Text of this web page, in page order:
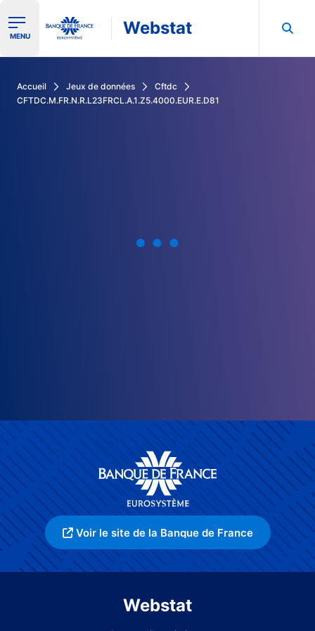
Ouvrir le menu de navigation
MENU Webstat
Accueil Jeux de données
Cftdc
CFTDC.M.FR.N.R.L23FRCL.A.1.Z5.4000.EUR.E.D81
Voir le site de la Banque de France
Webstat